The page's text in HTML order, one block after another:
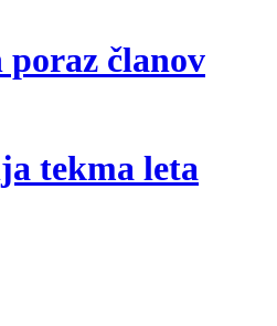
poraz članov
tekma leta